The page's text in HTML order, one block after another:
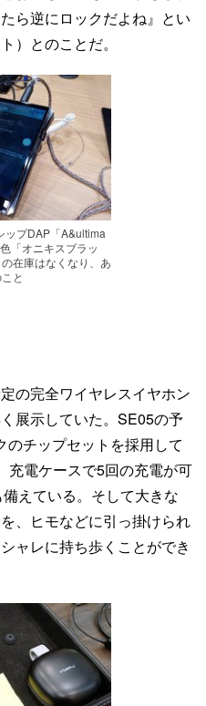
ら逆にロックだよね』とい
）とのことだ。
ップDAP「A&ultima
「オニキスブラッ
在庫はなくなり、あ
と
の完全ワイヤレスイヤホン
展示していた。SE05の予
チップセットを採用して
充電ケースで5回の充電が可
えている。そして大きな
、ヒモなどに引っ掛けられ
ャレに持ち歩くことができ